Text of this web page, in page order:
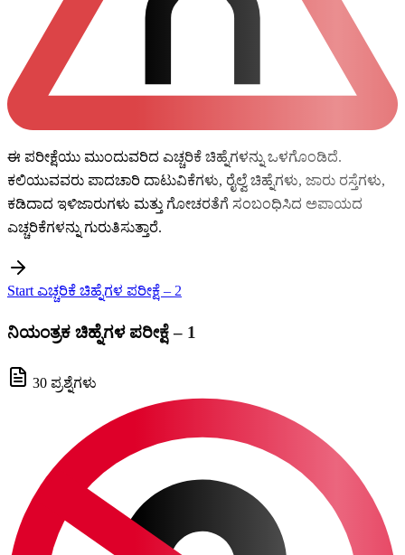
ಈ ಪರೀಕ್ಷೆಯು ಮುಂದುವರಿದ ಎಚ್ಚರಿಕೆ ಚಿಹ್ನೆಗಳನ್ನು ಒಳಗೊಂಡಿದೆ.
ಕಲಿಯುವವರು ಪಾದಚಾರಿ ದಾಟುವಿಕೆಗಳು, ರೈಲ್ವೆ ಚಿಹ್ನೆಗಳು, ಜಾರು ರಸ್ತೆಗಳು,
ಕಡಿದಾದ ಇಳಿಜಾರುಗಳು ಮತ್ತು ಗೋಚರತೆಗೆ ಸಂಬಂಧಿಸಿದ ಅಪಾಯದ
ಎಚ್ಚರಿಕೆಗಳನ್ನು ಗುರುತಿಸುತ್ತಾರೆ.
Start ಎಚ್ಚರಿಕೆ ಚಿಹ್ನೆಗಳ ಪರೀಕ್ಷೆ – 2
ನಿಯಂತ್ರಕ ಚಿಹ್ನೆಗಳ ಪರೀಕ್ಷೆ – 1
30 ಪ್ರಶ್ನೆಗಳು